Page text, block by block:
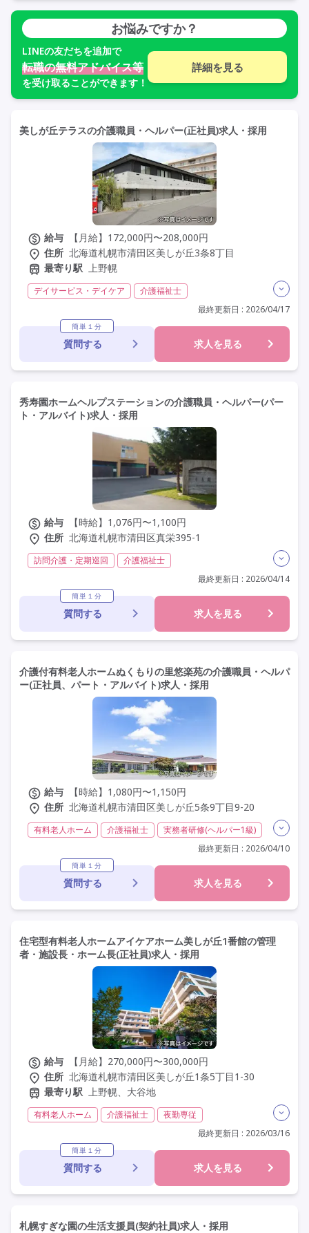
定年60歳以上
定年65歳以上 車通勤可
お悩みですか？
LINEの友だちを追加で
転職の無料アドバイス等
を受け取ることができます！
詳細を見る
美しが丘テラスの介護職員・ヘルパー(正社員)求人・採用
給与
【月給】172,000円〜208,000円
住所 北海道札幌市清田区美しが丘3条8丁目
最寄り駅 上野幌
デイサービス・デイケア
介護福祉士
初任者研修(ヘルパー2級)
日勤のみ 夜勤なし
残業月20時間以内
残業ほぼなし
常勤 社会保険完備
交通費支給
定年60歳以上
最終更新日 : 2026/04/17
簡単１分
質問する 求人を見る
秀寿園ホームヘルプステーションの介護職員・ヘルパー(パー
ト・アルバイト)求人・採用
給与
【時給】1,076円〜1,100円
住所 北海道札幌市清田区真栄395-1
訪問介護・定期巡回
介護福祉士
初任者研修(ヘルパー2級)
学歴不問 未経験歓迎 駅近
最終更新日 : 2026/04/14
簡単１分
質問する 求人を見る
介護付有料老人ホームぬくもりの里悠楽苑の介護職員・ヘルパ
ー(正社員、パート・アルバイト)求人・採用
給与
【時給】1,080円〜1,150円
住所 北海道札幌市清田区美しが丘5条9丁目9-20
有料老人ホーム 介護福祉士
実務者研修(ヘルパー1級)
残業月20時間以内
残業ほぼなし
常勤 非常勤
社会保険完備
交通費支給
学歴不問
車通勤可
最終更新日 : 2026/04/10
簡単１分
質問する 求人を見る
住宅型有料老人ホームアイケアホーム美しが丘1番館の管理
者・施設長・ホーム長(正社員)求人・採用
給与
【月給】270,000円〜300,000円
住所 北海道札幌市清田区美しが丘1条5丁目1-30
最寄り駅 上野幌、大谷地
有料老人ホーム 介護福祉士
夜勤専従
交通費支給
定年60歳以上 定年65歳以上 車通勤可
最終更新日 : 2026/03/16
簡単１分
質問する 求人を見る
札幌すぎな園の生活支援員(契約社員)求人・採用